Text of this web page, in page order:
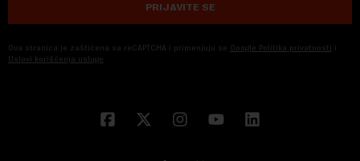
PRIJAVITE SE
Ova stranica je zaštićena sa reCAPTCHA i primenjuju se Google Politika privatnosti i
Uslovi korišćenja usluge